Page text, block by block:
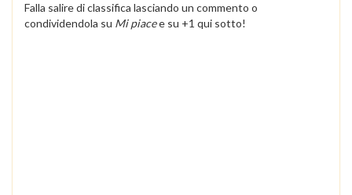
Falla salire di classifica lasciando un commento o
condividendola su Mi piacee su +1 qui sotto!